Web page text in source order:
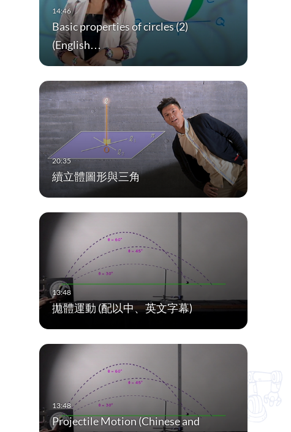
Basic properties of circles (2)
(English…
續立體圖形與三角
拋體運動 (配以中、英文字幕)
Projectile Motion (Chinese and